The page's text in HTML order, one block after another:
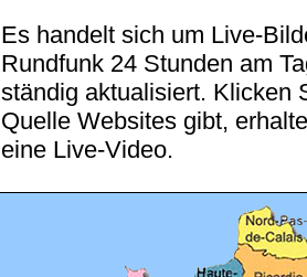
Es handelt sich um Live-
Rundfunk 24 Stunden am
ständig aktualisiert. Klicken
Quelle Websites gibt,
eine Live-Video.